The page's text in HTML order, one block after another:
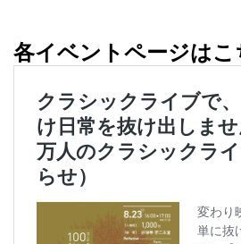
各イベントページはこ